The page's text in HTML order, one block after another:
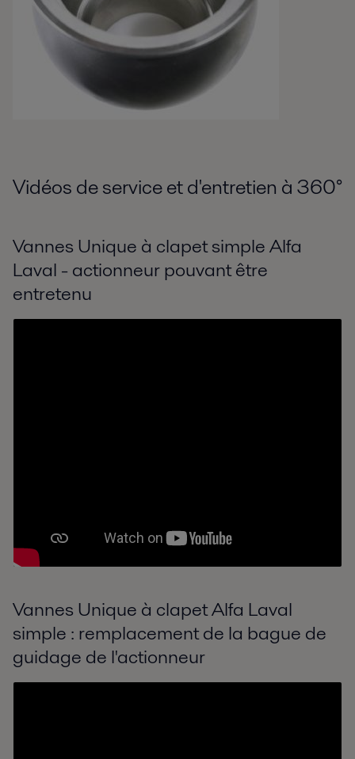
Vidéos de service et d'entretien à 360°
Vannes Unique à clapet simple Alfa
Laval - actionneur pouvant être
entretenu
Vannes Unique à clapet Alfa Laval
simple : remplacement de la bague de
guidage de l'actionneur